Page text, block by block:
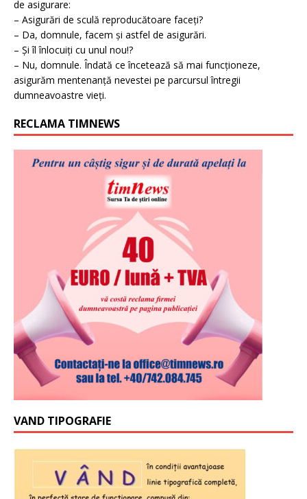
de asigurare:
– Asigurări de sculă reproducătoare faceți?
– Da, domnule, facem și astfel de asigurări.
– Și îl înlocuiți cu unul nou!?
– Nu, domnule. Îndată ce încetează să mai funcționeze,
asigurăm mentenanță nevestei pe parcursul întregii
dumneavoastre vieți.
RECLAMA TIMNEWS
VAND TIPOGRAFIE